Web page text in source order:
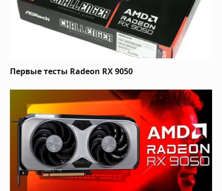
Первые тесты Radeon RX 9050